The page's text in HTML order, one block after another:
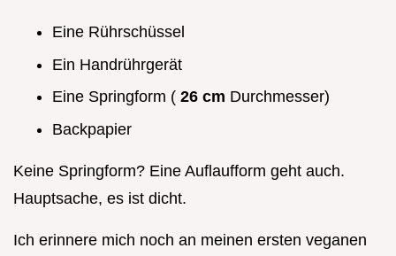
Eine Rührschüssel
Ein Handrührgerät
Eine Springform ( 26 cm Durchmesser)
Backpapier
Keine Springform? Eine Auflaufform geht auch.
Hauptsache, es ist dicht.
Ich erinnere mich noch an meinen ersten veganen